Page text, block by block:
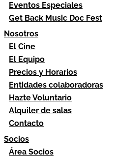
Eventos Especiales
Get Back Music Doc Fest
Nosotros
El Cine
El Equipo
Precios y Horarios
Entidades colaboradoras
Hazte Voluntario
Alquiler de salas
Contacto
Socios
Área Socios